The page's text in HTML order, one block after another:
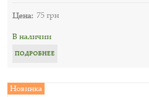
Цена: 75 грн
В наличии
ПОДРОБНЕЕ
Новинка